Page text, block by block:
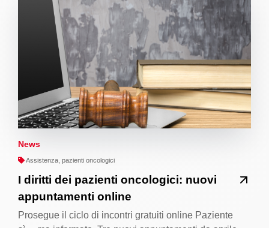
News
Assistenza, pazienti oncologici
I diritti dei pazienti oncologici: nuovi
appuntamenti online
Prosegue il ciclo di incontri gratuiti online Paziente